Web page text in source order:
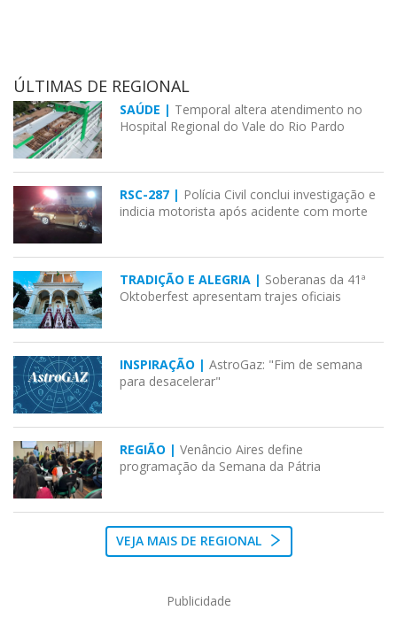
ÚLTIMAS DE REGIONAL
SAÚDE | Temporal altera atendimento no
Hospital Regional do Vale do Rio Pardo
RSC-287 | Polícia Civil conclui investigação e
indicia motorista após acidente com morte
TRADIÇÃO E ALEGRIA | Soberanas da 41ª
Oktoberfest apresentam trajes oficiais
INSPIRAÇÃO | AstroGaz: "Fim de semana
para desacelerar"
REGIÃO | Venâncio Aires define
programação da Semana da Pátria
VEJA MAIS DE REGIONAL
Publicidade